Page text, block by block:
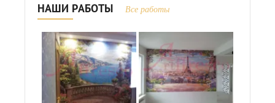
НАШИ РАБОТЫ Все работы